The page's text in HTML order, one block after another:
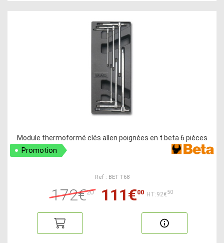
Module thermoformé clés allen poignées en t beta 6 pièces
Promotion
Ref : BET T68
172€20 111€00 HT:92€50